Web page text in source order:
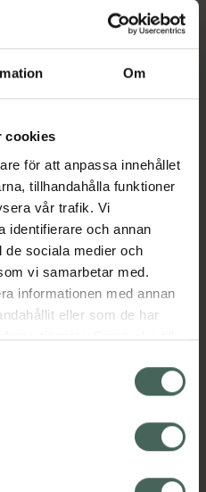
Om
cookies
för att anpassa innehållet
tillhandahålla funktioner
vår trafik. Vi
identifierare och annan
de sociala medier och
vi samarbetar med.
informationen med annan
eller som de har
tjänster. Samtycke till
samtycke påverkar inte
skett innan återkallelsen.
gäller
kr
2094,85 kr
recept
Dölj
Du hittar oss från Skåne i